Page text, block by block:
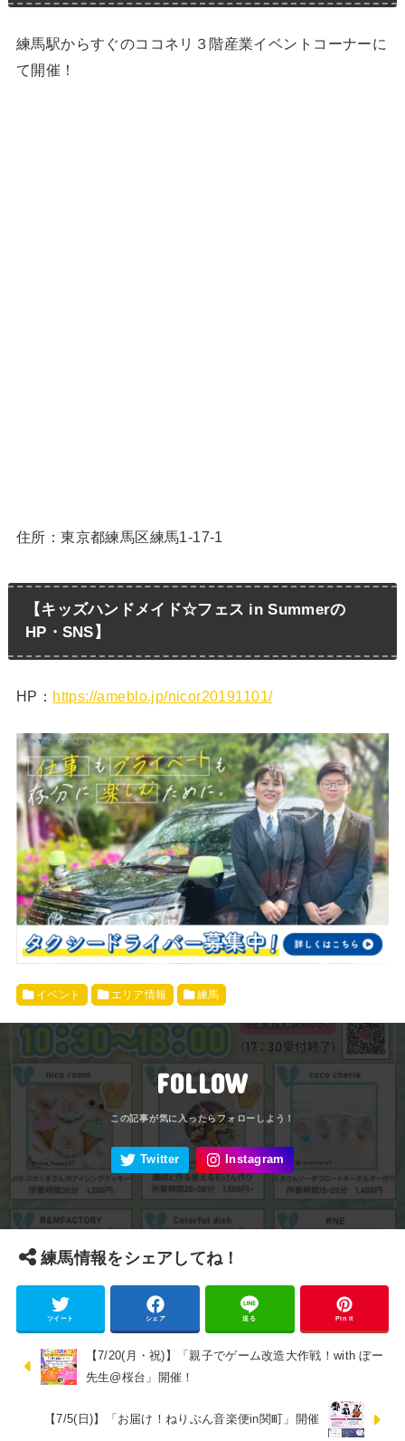
練馬駅からすぐのココネリ３階産業イベントコーナーに
て開催！
住所：東京都練馬区練馬1-17-1
【キッズハンドメイド☆フェス in Summerの
HP・SNS】
HP： https://ameblo.jp/nicor20191101/
イベント エリア情報 練馬
FOLLOW
練馬情報をシェアしてね！
ツイート シェア 送る Pin it
【7/20(月・祝)】「親子でゲーム改造大作戦！with ぼー
先生@桜台」開催！
【7/5(日)】「お届け！ねりぶん音楽便in関町」開催